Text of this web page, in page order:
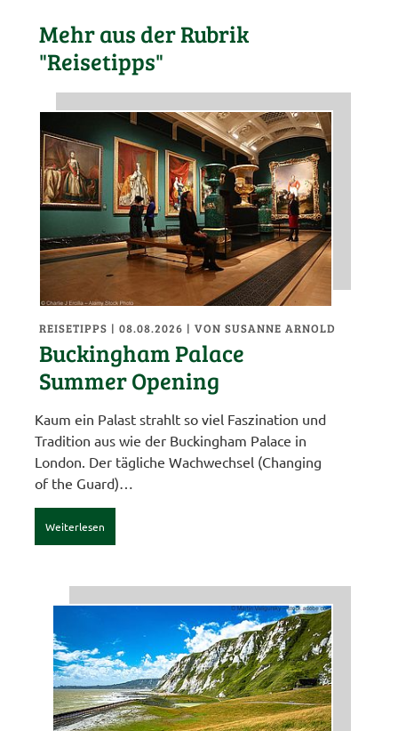
Mehr aus der Rubrik
"Reisetipps"
REISETIPPS | 08.08.2026 |VON SUSANNE ARNOLD
Buckingham Palace
Summer Opening
Kaum ein Palast strahlt so viel Faszination und
Tradition aus wie der Buckingham Palace in
London. Der tägliche Wachwechsel (Changing
of the Guard)…
Weiterlesen